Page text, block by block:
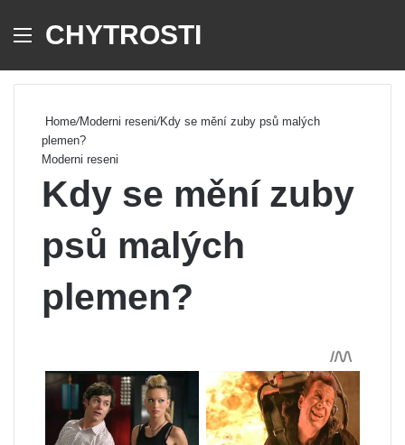
Menu
CHYTROSTI
Home/Moderni reseni/Kdy se mění zuby psů malých
plemen?
Moderni reseni
Kdy se mění zuby
psů malých
plemen?